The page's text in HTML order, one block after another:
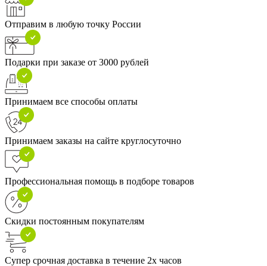
Отправим в любую точку России
Подарки при заказе от 3000 рублей
Принимаем все способы оплаты
Принимаем заказы на сайте круглосуточно
Профессиональная помощь в подборе товаров
Скидки постоянным покупателям
Супер срочная доставка в течение 2х часов